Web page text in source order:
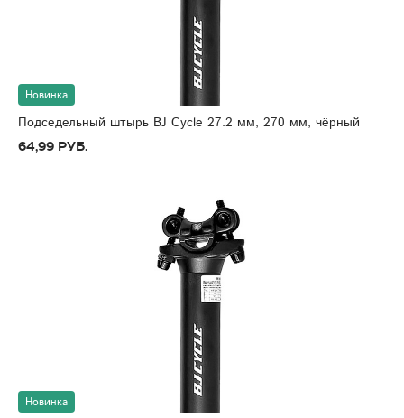
Новинка
Подседельный штырь BJ Cycle 27.2 мм, 270 мм, чёрный
64,99 руб.
Новинка